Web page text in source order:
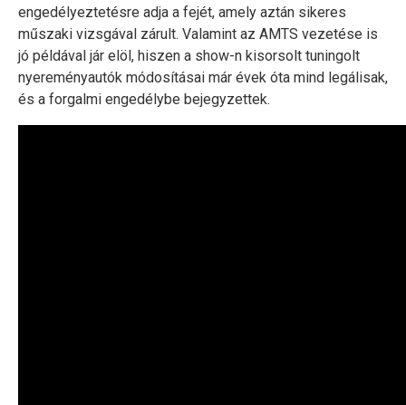
engedélyeztetésre adja a fejét, amely aztán sikeres
műszaki vizsgával zárult. Valamint az AMTS vezetése is
jó példával jár elöl, hiszen a show-n kisorsolt tuningolt
nyereményautók módosításai már évek óta mind legálisak,
és a forgalmi engedélybe bejegyzettek.